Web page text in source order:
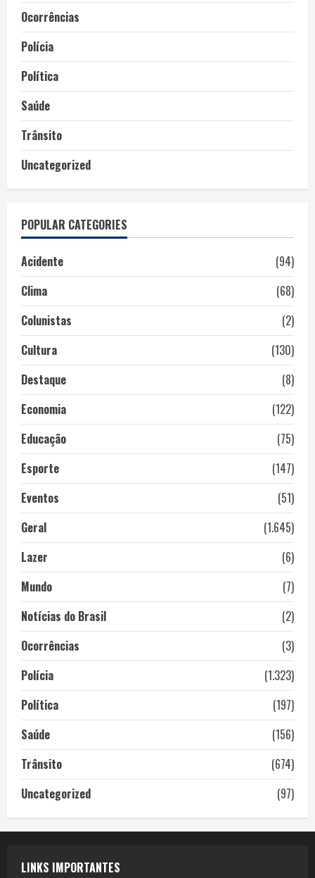
Ocorrências
Polícia
Política
Saúde
Trânsito
Uncategorized
POPULAR CATEGORIES
Acidente
(94)
Clima
(68)
Colunistas
(2)
Cultura
(130)
Destaque
(8)
Economia
(122)
Educação
(75)
Esporte
(147)
Eventos
(51)
Geral
(1.645)
Lazer
(6)
Mundo
(7)
Notícias do Brasil
(2)
Ocorrências
(3)
Polícia
(1.323)
Política
(197)
Saúde
(156)
Trânsito
(674)
Uncategorized
(97)
LINKS IMPORTANTES